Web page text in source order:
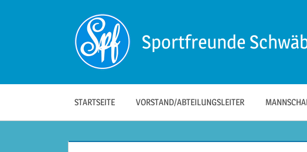
Sportfreunde
Die
offizielle
Sportfreunde
STARTSEITE VORSTAND/ABTEILUNGSLEITER